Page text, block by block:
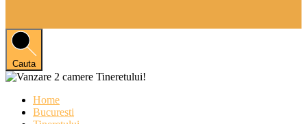
Cauta
Home
Bucuresti